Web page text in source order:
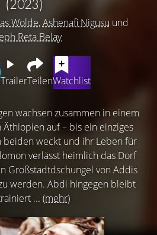
(2023)
Wolde,Ashenafi Nigusu und
Reta Belay
TrailerTeilenWatchlist
wachsen zusammen in einem
auf – bis ein einziges
beiden weckt und ihr Leben für
verlässt heimlich das Dorf
Großstadtdschungel von Addis
werden. Abdi hingegen bleibt
... (mehr)